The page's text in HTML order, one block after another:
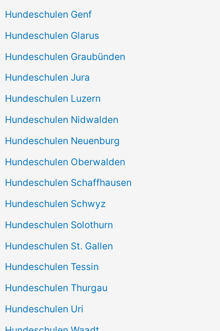
Hundeschulen Genf
Hundeschulen Glarus
Hundeschulen Graubünden
Hundeschulen Jura
Hundeschulen Luzern
Hundeschulen Nidwalden
Hundeschulen Neuenburg
Hundeschulen Oberwalden
Hundeschulen Schaffhausen
Hundeschulen Schwyz
Hundeschulen Solothurn
Hundeschulen St. Gallen
Hundeschulen Tessin
Hundeschulen Thurgau
Hundeschulen Uri